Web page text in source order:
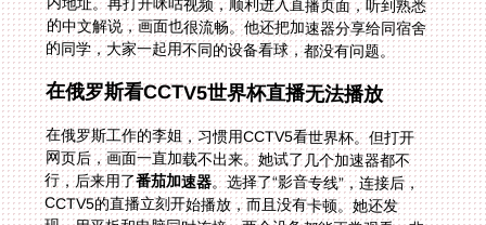
的同学，大家一起用不同的设备看球，都没有问题。
在俄罗斯看CCTV5世界杯直播无法播放
在俄罗斯工作的李姐，习惯用CCTV5看世界杯。但打开
网页后，画面一直加载不出来。她试了几个加速器都不
行，后来用了番茄加速器。选择了“影音专线”，连接后，
CCTV5的直播立刻开始播放，而且没有卡顿。她还发
现，用平板和电脑同时连接，两个设备都能正常观看，非